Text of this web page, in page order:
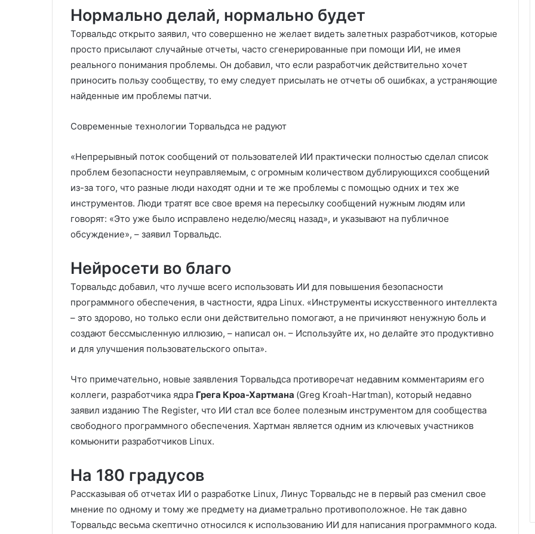
Нормально делай, нормально будет
Торвальдс открыто заявил, что совершенно не желает видеть залетных разработчиков, которые
просто присылают случайные отчеты, часто сгенерированные при помощи ИИ, не имея
реального понимания проблемы. Он добавил, что если разработчик действительно хочет
приносить пользу сообществу, то ему следует присылать не отчеты об ошибках, а устраняющие
найденные им проблемы патчи.
Современные технологии Торвальдса не радуют
«Непрерывный поток сообщений от пользователей ИИ практически полностью сделал список
проблем безопасности неуправляемым, с огромным количеством дублирующихся сообщений
из-за того, что разные люди находят одни и те же проблемы с помощью одних и тех же
инструментов. Люди тратят все свое время на пересылку сообщений нужным людям или
говорят: «Это уже было исправлено неделю/месяц назад», и указывают на публичное
обсуждение», – заявил Торвальдс.
Нейросети во благо
Торвальдс добавил, что лучше всего использовать ИИ для повышения безопасности
программного обеспечения, в частности, ядра Linux. «Инструменты искусственного интеллекта
– это здорово, но только если они действительно помогают, а не причиняют ненужную боль и
создают бессмысленную иллюзию, – написал он. – Используйте их, но делайте это продуктивно
и для улучшения пользовательского опыта».
Что примечательно, новые заявления Торвальдса противоречат недавним комментариям его
коллеги, разработчика ядра Грега Кроа-Хартмана (Greg Kroah-Hartman), который недавно
заявил изданию The Register, что ИИ стал все более полезным инструментом для сообщества
свободного программного обеспечения. Хартман является одним из ключевых участников
комьюнити разработчиков Linux.
На 180 градусов
Рассказывая об отчетах ИИ о разработке Linux, Линус Торвальдс не в первый раз сменил свое
мнение по одному и тому же предмету на диаметрально противоположное. Не так давно
Торвальдс весьма скептично относился к использованию ИИ для написания программного кода.